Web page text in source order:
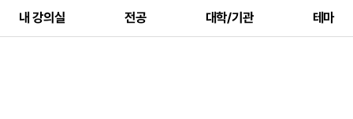
내 강의실 전공 대학/기관 테마